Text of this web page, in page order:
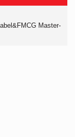
Master-